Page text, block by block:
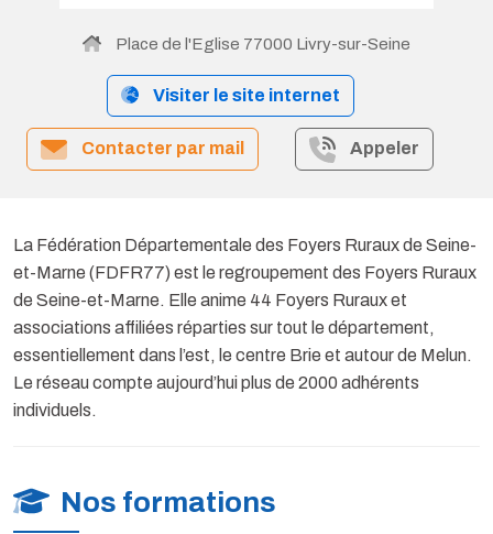
Place de l'Eglise 77000 Livry-sur-Seine
Visiter le site internet
Contacter par mail Appeler
La Fédération Départementale des Foyers Ruraux de Seine-
et-Marne (FDFR77) est le regroupement des Foyers Ruraux
de Seine-et-Marne. Elle anime 44 Foyers Ruraux et
associations affiliées réparties sur tout le département,
essentiellement dans l’est, le centre Brie et autour de Melun.
Le réseau compte aujourd’hui plus de 2000 adhérents
individuels.
Nos formations